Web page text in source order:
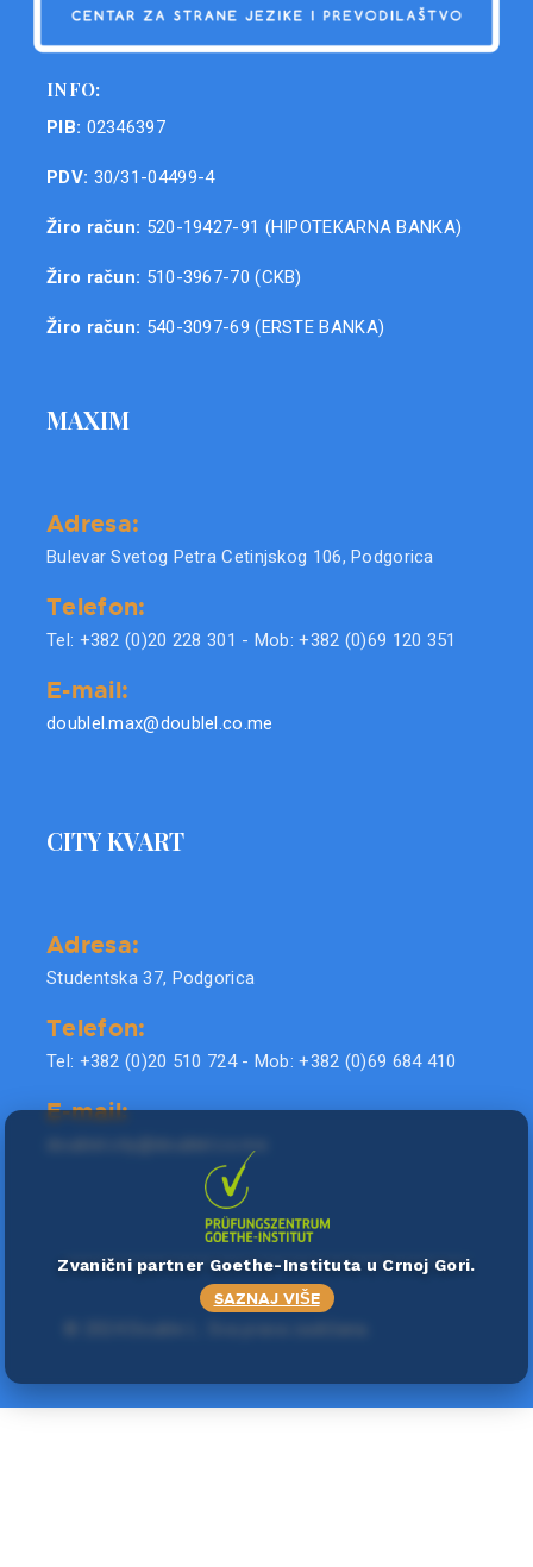
INFO:
PIB: 02346397
PDV: 30/31-04499-4
Žiro račun: 520-19427-91 (HIPOTEKARNA BANKA)
Žiro račun: 510-3967-70 (CKB)
Žiro račun: 540-3097-69 (ERSTE BANKA)
MAXIM
Adresa:
Bulevar Svetog Petra Cetinjskog 106, Podgorica
Telefon:
Tel: +382 (0)20 228 301 - Mob: +382 (0)69 120 351
E-mail:
doublel.max@doublel.co.me
CITY KVART
Adresa:
Studentska 37, Podgorica
Telefon:
Tel: +382 (0)20 510 724 - Mob: +382 (0)69 684 410
E-mail:
Zvanični partner Goethe-Instituta u Crnoj Gori.
SAZNAJ VIŠE